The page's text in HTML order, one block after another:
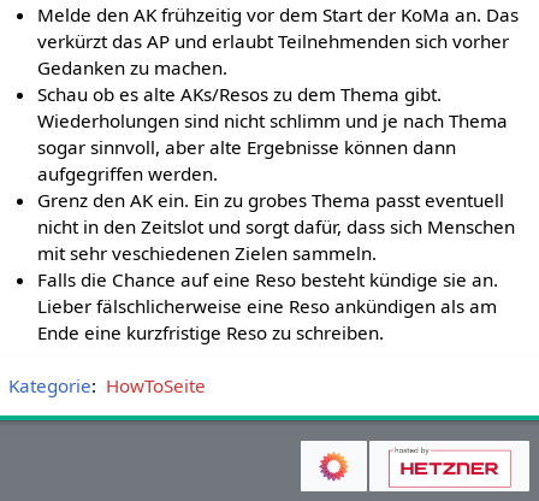
Melde den AK frühzeitig vor dem Start der KoMa an. Das
verkürzt das AP und erlaubt Teilnehmenden sich vorher
Gedanken zu machen.
Schau ob es alte AKs/Resos zu dem Thema gibt.
Wiederholungen sind nicht schlimm und je nach Thema
sogar sinnvoll, aber alte Ergebnisse können dann
aufgegriffen werden.
Grenz den AK ein. Ein zu grobes Thema passt eventuell
nicht in den Zeitslot und sorgt dafür, dass sich Menschen
mit sehr veschiedenen Zielen sammeln.
Falls die Chance auf eine Reso besteht kündige sie an.
Lieber fälschlicherweise eine Reso ankündigen als am
Ende eine kurzfristige Reso zu schreiben.
Kategorie: HowToSeite